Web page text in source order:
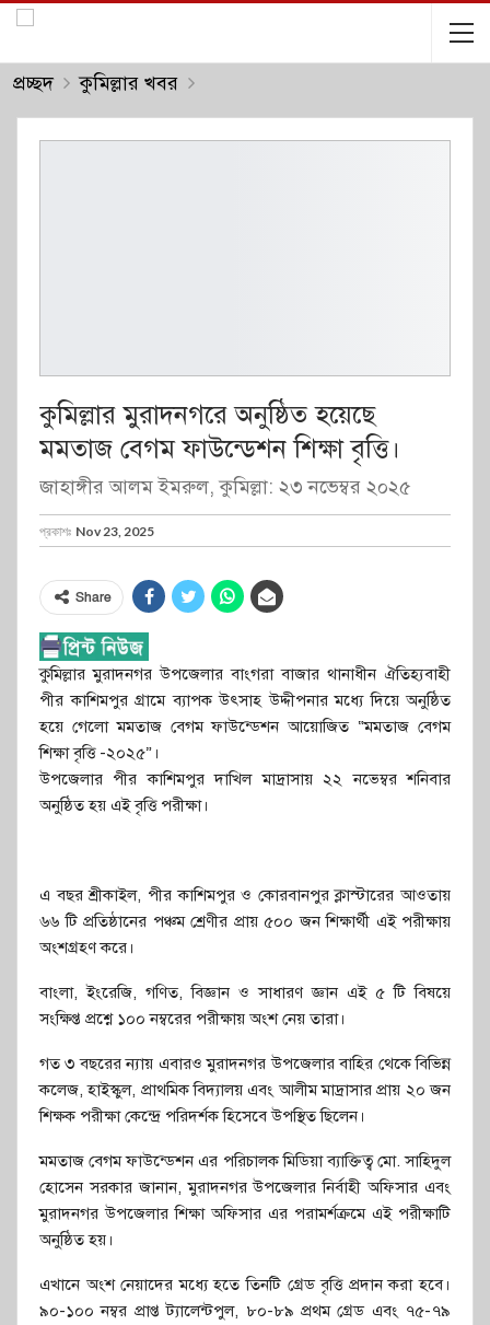
প্রচ্ছদ কুমিল্লার খবর
কুমিল্লার মুরাদনগরে অনুষ্ঠিত হয়েছে
মমতাজ বেগম ফাউন্ডেশন শিক্ষা বৃত্তি।
জাহাঙ্গীর আলম ইমরুল, কুমিল্লা: ২৩ নভেম্বর ২০২৫
প্রকাশঃ Nov 23, 2025
Share
কুমিল্লার মুরাদনগর উপজেলার বাংগরা বাজার থানাধীন ঐতিহ্যবাহী
পীর কাশিমপুর গ্রামে ব্যাপক উৎসাহ উদ্দীপনার মধ্যে দিয়ে অনুষ্ঠিত
হয়ে গেলো মমতাজ বেগম ফাউন্ডেশন আয়োজিত “মমতাজ বেগম
শিক্ষা বৃত্তি -২০২৫”।
উপজেলার পীর কাশিমপুর দাখিল মাদ্রাসায় ২২ নভেম্বর শনিবার
অনুষ্ঠিত হয় এই বৃত্তি পরীক্ষা।
এ বছর শ্রীকাইল, পীর কাশিমপুর ও কোরবানপুর ক্লাস্টারের আওতায়
৬৬ টি প্রতিষ্ঠানের পঞ্চম শ্রেণীর প্রায় ৫০০ জন শিক্ষার্থী এই পরীক্ষায়
অংশগ্রহণ করে।
বাংলা, ইংরেজি, গণিত, বিজ্ঞান ও সাধারণ জ্ঞান এই ৫ টি বিষয়ে
সংক্ষিপ্ত প্রশ্নে ১০০ নম্বরের পরীক্ষায় অংশ নেয় তারা।
গত ৩ বছরের ন্যায় এবারও মুরাদনগর উপজেলার বাহির থেকে বিভিন্ন
কলেজ, হাইস্কুল, প্রাথমিক বিদ্যালয় এবং আলীম মাদ্রাসার প্রায় ২০ জন
শিক্ষক পরীক্ষা কেন্দ্রে পরিদর্শক হিসেবে উপস্থিত ছিলেন।
মমতাজ বেগম ফাউন্ডেশন এর পরিচালক মিডিয়া ব্যাক্তিত্ব মো. সাহিদুল
হোসেন সরকার জানান, মুরাদনগর উপজেলার নির্বাহী অফিসার এবং
মুরাদনগর উপজেলার শিক্ষা অফিসার এর পরামর্শক্রমে এই পরীক্ষাটি
অনুষ্ঠিত হয়।
এখানে অংশ নেয়াদের মধ্যে হতে তিনটি গ্রেড বৃত্তি প্রদান করা হবে।
৯০-১০০ নম্বর প্রাপ্ত ট্যালেন্টপুল, ৮০-৮৯ প্রথম গ্রেড এবং ৭৫-৭৯